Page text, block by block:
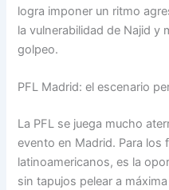
logra imponer un ritmo
la vulnerabilidad de Najid y
golpeo.
PFL Madrid: el escenario
La PFL se juega mucho
evento en Madrid. Para los
latinoamericanos, es la
sin tapujos pelear a